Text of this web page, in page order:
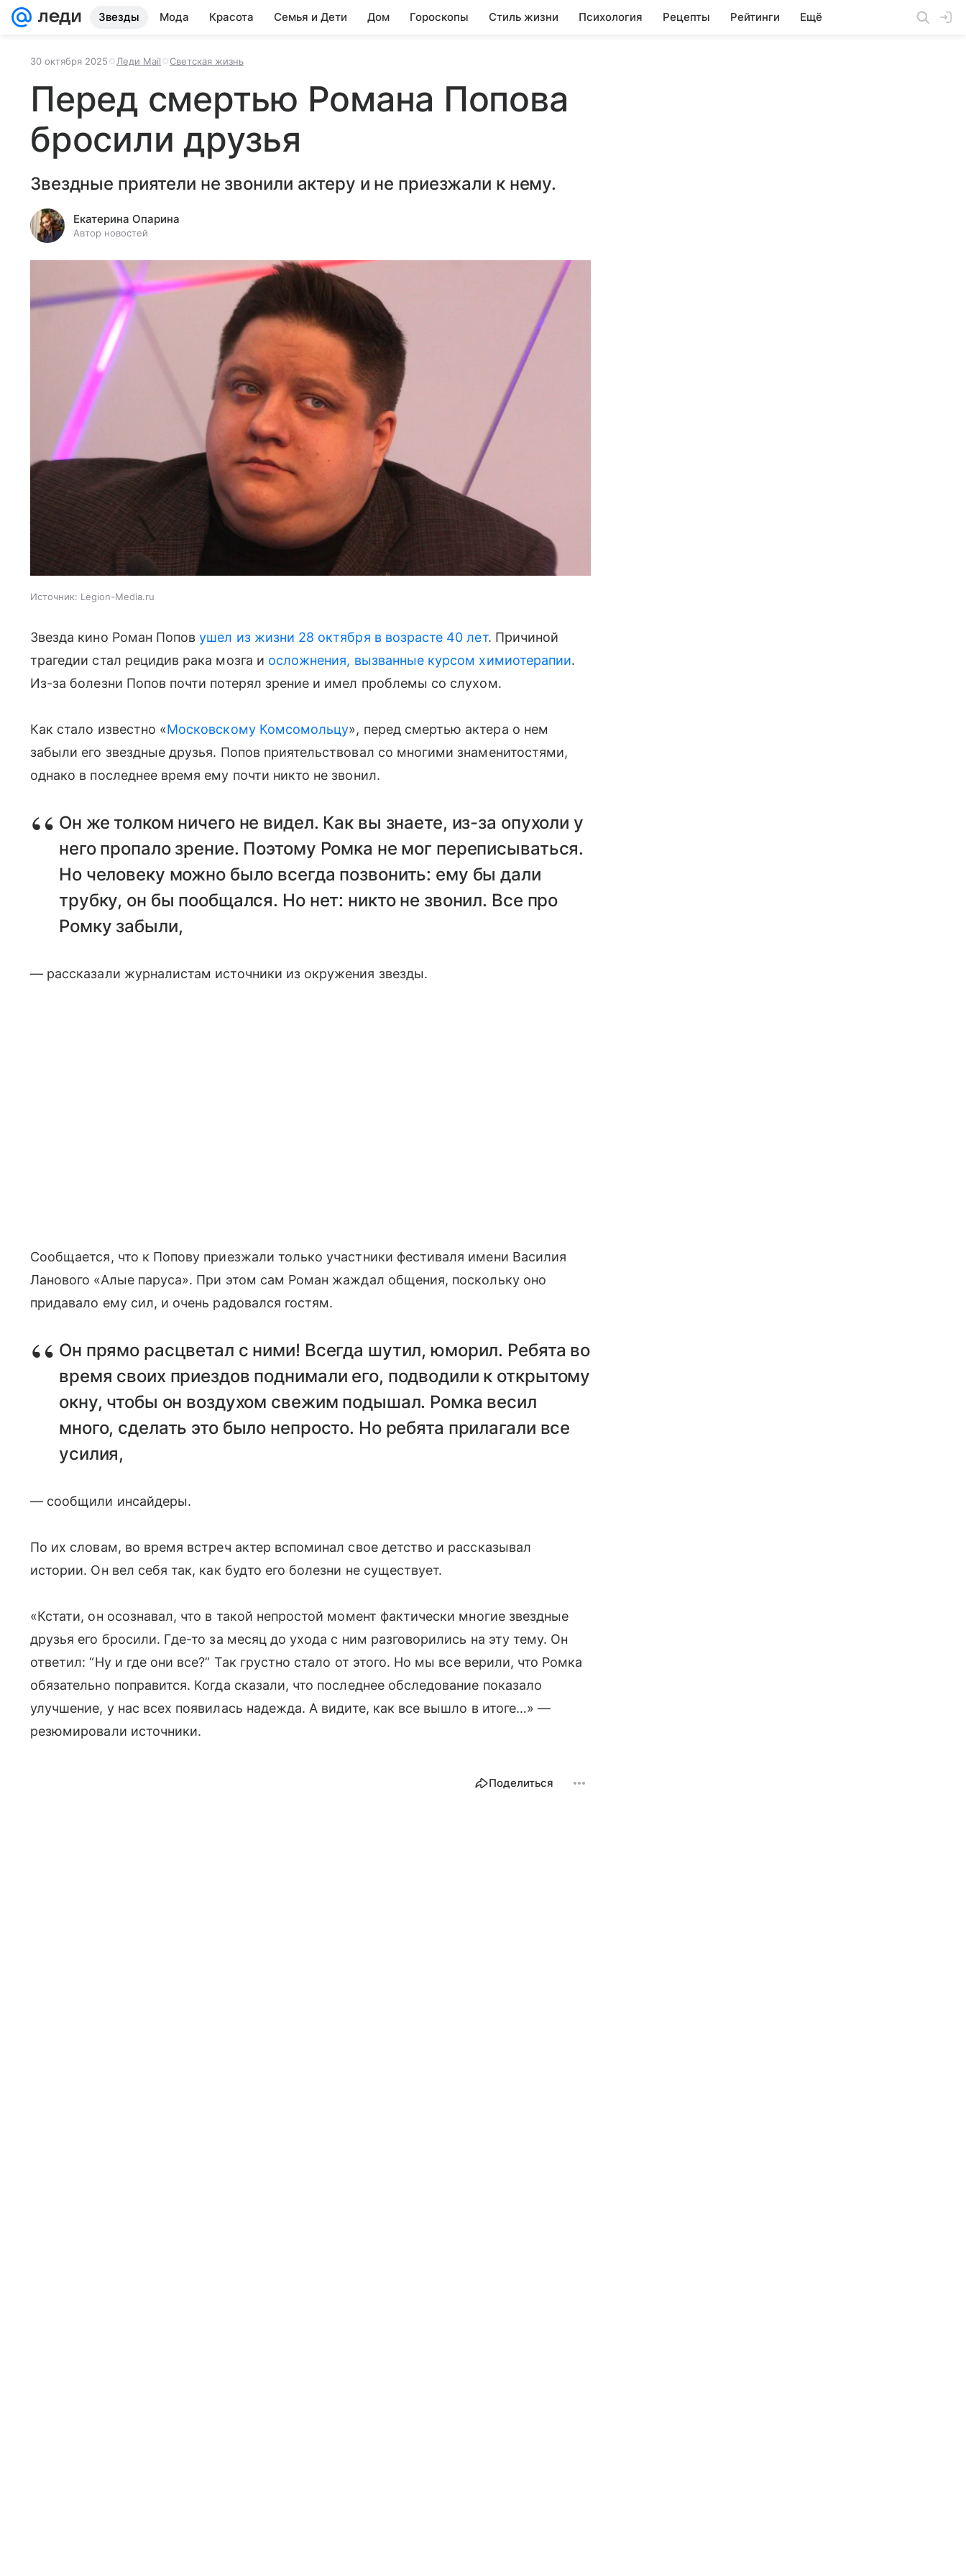
Звезды Мода Красота Семья и Дети Дом Гороскопы Стиль жизни Психология Рецепты Рейтинги Ещё
30 октября 2025 Леди Mail Светская жизнь
Перед смертью Романа Попова
бросили друзья
Звездные приятели не звонили актеру и не приезжали к нему.
Екатерина Опарина
Автор новостей
Источник: Legion-Media.ru
Звезда кино Роман Поповушел из жизни 28 октября в возрасте 40 лет. Причиной
трагедии стал рецидив рака мозга и осложнения, вызванные курсом химиотерапии.
Из-за болезни Попов почти потерял зрение и имел проблемы со слухом.
Как стало известно «Московскому Комсомольцу», перед смертью актера о нем
забыли его звездные друзья. Попов приятельствовал со многими знаменитостями,
однако в последнее время ему почти никто не звонил.
Он же толком ничего не видел. Как вы знаете, из-за опухоли у
него пропало зрение. Поэтому Ромка не мог переписываться.
Но человеку можно было всегда позвонить: ему бы дали
трубку, он бы пообщался. Но нет: никто не звонил. Все про
Ромку забыли,
— рассказали журналистам источники из окружения звезды.
Сообщается, что к Попову приезжали только участники фестиваля имени Василия
Ланового «Алые паруса». При этом сам Роман жаждал общения, поскольку оно
придавало ему сил, и очень радовался гостям.
Он прямо расцветал с ними! Всегда шутил, юморил. Ребята во
время своих приездов поднимали его, подводили к открытому
окну, чтобы он воздухом свежим подышал. Ромка весил
много, сделать это было непросто. Но ребята прилагали все
усилия,
— сообщили инсайдеры.
По их словам, во время встреч актер вспоминал свое детство и рассказывал
истории. Он вел себя так, как будто его болезни не существует.
«Кстати, он осознавал, что в такой непростой момент фактически многие звездные
друзья его бросили. Где-то за месяц до ухода с ним разговорились на эту тему. Он
ответил: “Ну и где они все?” Так грустно стало от этого. Но мы все верили, что Ромка
обязательно поправится. Когда сказали, что последнее обследование показало
улучшение, у нас всех появилась надежда. А видите, как все вышло в итоге…» —
резюмировали источники.
Поделиться